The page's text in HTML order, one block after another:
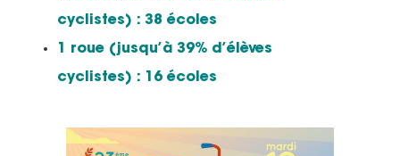
cyclistes) : 38 écoles
1 roue (jusqu’à 39% d’élèves
cyclistes) : 16 écoles